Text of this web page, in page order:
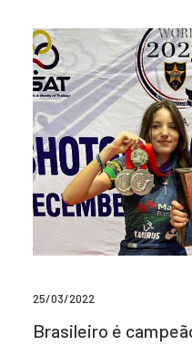
25/03/2022
Brasileiro é